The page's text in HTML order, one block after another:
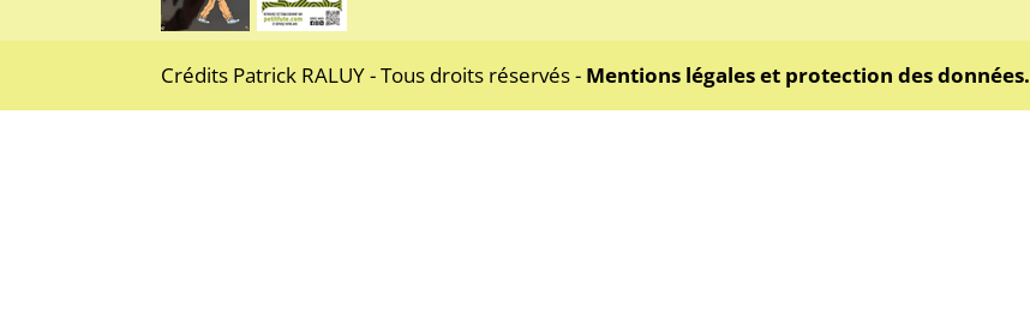
Crédits Patrick RALUY - Tous droits réservés - Mentions légales et protection des données.